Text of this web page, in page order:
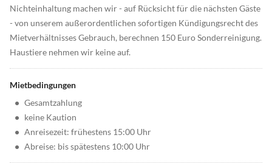
Nichteinhaltung machen wir - auf Rücksicht für die nächsten Gäste
- von unserem außerordentlichen sofortigen Kündigungsrecht des
Mietverhältnisses Gebrauch, berechnen 150 Euro Sonderreinigung.
Haustiere nehmen wir keine auf.
Mietbedingungen
• Gesamtzahlung
• keine Kaution
• Anreisezeit: frühestens 15:00 Uhr
• Abreise: bis spätestens 10:00 Uhr